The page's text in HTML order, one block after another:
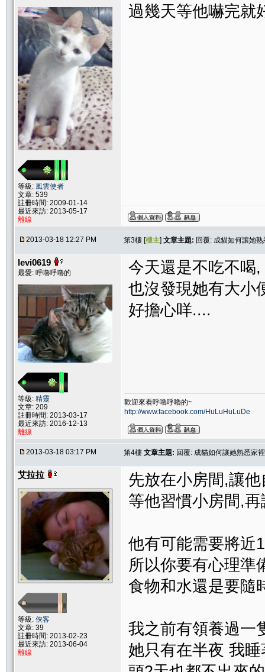
等級: 風雲使者
文章: 539
註冊時間: 2009-01-14
最近來訪: 2013-05-17
離線
過幾天等他嚇完就
2013-03-18 12:27 PM 第3樓 [樓主] 文章主題: 回覆: 成貓如何讓她
levi0619
最愛: 呼嚕呼嚕的
等級: 精靈
文章: 209
註冊時間: 2013-03-17
最近來訪: 2016-12-13
離線
今天還是不吃不
也沒發現她有大小
好擔心咩....
歡迎來看呼嚕呼嚕的~
http://www.facebook.com/HuLuHuLuDe
2013-03-18 03:17 PM 第4樓 文章主題: 回覆: 成貓如何讓她熟悉家
艾拉拉
等級: 俠客
文章: 39
註冊時間: 2013-02-23
最近來訪: 2013-06-04
離線
先放在小房間,讓
等他習慣小房間,
他有可能需要將近
所以你要有心理準
食物和水還是要隨
我之前有領養過一
她只有在半夜 我